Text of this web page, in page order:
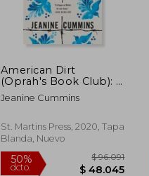
American Dirt
(Oprah's Book Club): A
Novel (en Inglés)
Jeanine Cummins
St. Martins Press, 2020, Tapa
Blanda, Nuevo